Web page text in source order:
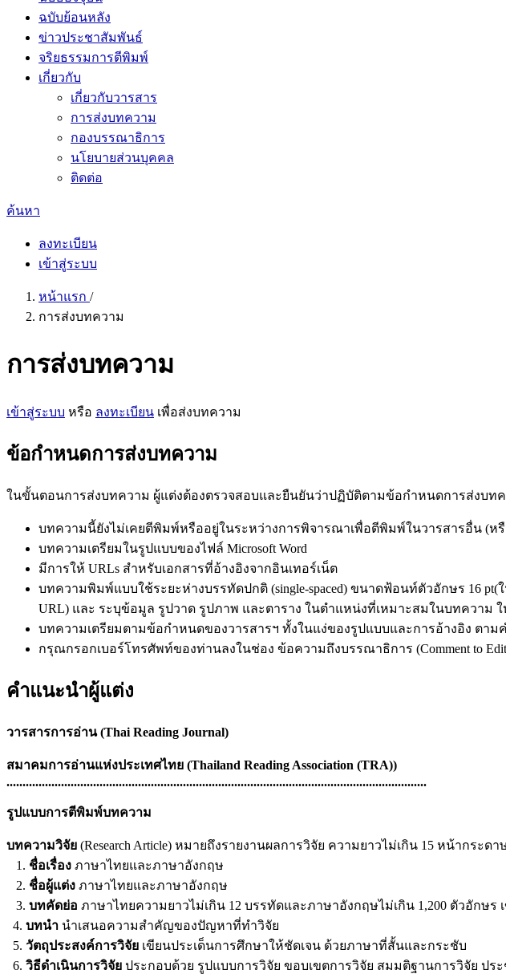
ฉบับย้อนหลัง
ข่าวประชาสัมพันธ์
จริยธรรมการตีพิมพ์
เกี่ยวกับ
เกี่ยวกับวารสาร
การส่งบทความ
กองบรรณาธิการ
นโยบายส่วนบุคคล
ติดต่อ
ค้นหา
ลงทะเบียน
เข้าสู่ระบบ
หน้าแรก /
การส่งบทความ
การส่งบทความ
เข้าสู่ระบบ หรือ ลงทะเบียน เพื่อส่งบทความ
ข้อกำหนดการส่งบทความ
ในขั้นตอนการส่งบทความ ผู้แต่งต้องตรวจสอบและยืนยันว่าปฏิบัติตามข้อกำหนดการส่งบ
บทความนี้ยังไม่เคยตีพิมพ์หรืออยู่ในระหว่างการพิจารณาเพื่อตีพิมพ์ในวารสารอื่น (
บทความเตรียมในรูปแบบของไฟล์ Microsoft Word
มีการให้ URLs สำหรับเอกสารที่อ้างอิงจากอินเทอร์เน็ต
บทความพิมพ์แบบใช้ระยะห่างบรรทัดปกติ (single-spaced) ขนาดฟ้อนท์ตัวอักษร 16
URL) และ ระบุข้อมูล รูปวาด รูปภาพ และตาราง ในตำแหน่งที่เหมาะสมในบทความ
บทความเตรียมตามข้อกำหนดของวารสารฯ ทั้งในแง่ของรูปแบบและการอ้างอิง ตามค
กรุณกรอกเบอร์โทรศัพท์ของท่านลงในช่อง ข้อความถึงบรรณาธิการ (Comment to
คำแนะนำผู้แต่ง
วารสารการอ่าน (Thai Reading Journal)
สมาคมการอ่านแห่งประเทศไทย (Thailand Reading Association (TRA))
...................................................................................................................................
รูปแบบการตีพิมพ์บทความ
บทความวิจัย (Research Article) หมายถึงรายงานผลการวิจัย ความยาวไม่เกิน 15 หน้ากระด
1. ชื่อเรื่อง ภาษาไทยและภาษาอังกฤษ
2. ชื่อผู้แต่ง ภาษาไทยและภาษาอังกฤษ
3. บทคัดย่อ ภาษาไทยความยาวไม่เกิน 12 บรรทัดและภาษาอังกฤษไม่เกิน 1,200 ตัวอัก
4. บทนำ นำเสนอความสำคัญของปัญหาที่ทำวิจัย
5. วัตถุประสงค์การวิจัย เขียนประเด็นการศึกษาให้ชัดเจน ด้วยภาษาที่สั้นและกระชับ
6. วิธีดำเนินการวิจัย ประกอบด้วย รูปแบบการวิจัย ขอบเขตการวิจัย สมมติฐานการวิจัย ป